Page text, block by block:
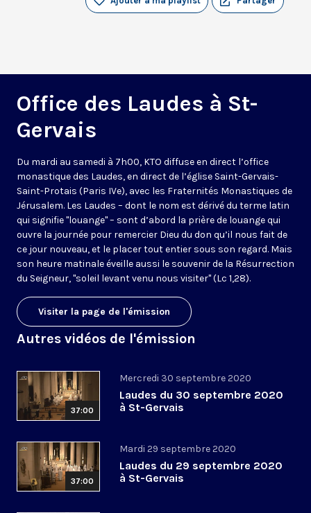
Office des Laudes à St-
Gervais
Du mardi au samedi à 7h00, KTO diffuse en direct l’office
monastique des Laudes, en direct de l’église Saint-Gervais-
Saint-Protais (Paris IVe), avec les Fraternités Monastiques de
Jérusalem. Les Laudes – dont le nom est dérivé du terme latin
qui signifie "louange" – sont d’abord la prière de louange qui
ouvre la journée pour remercier Dieu du don qu’il nous fait de
ce jour nouveau, et le placer tout entier sous son regard. Mais
son heure matinale éveille aussi le souvenir de la Résurrection
du Seigneur, "soleil levant venu nous visiter" (Lc 1,28).
Visiter la page de l'émission
Autres vidéos de l'émission
37:00
Mercredi 30 septembre 2020
Laudes du 30 septembre 2020
à St-Gervais
37:00
Mardi 29 septembre 2020
Laudes du 29 septembre 2020
à St-Gervais